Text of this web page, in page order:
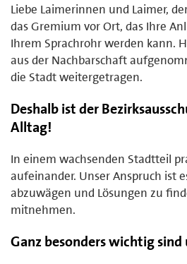
Liebe Laimerinnen und Laimer,
das Gremium vor Ort, das Ihre
Ihrem Sprachrohr werden kann.
aus der Nachbarschaft
die Stadt weitergetragen.
Deshalb ist der
Alltag!
In einem wachsenden Stadtteil
aufeinander. Unser Anspruch ist
abzuwägen und Lösungen zu
mitnehmen.
Ganz besonders wichtig sind